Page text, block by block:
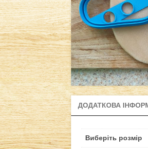
ДОДАТКОВА
Виберіть розмір